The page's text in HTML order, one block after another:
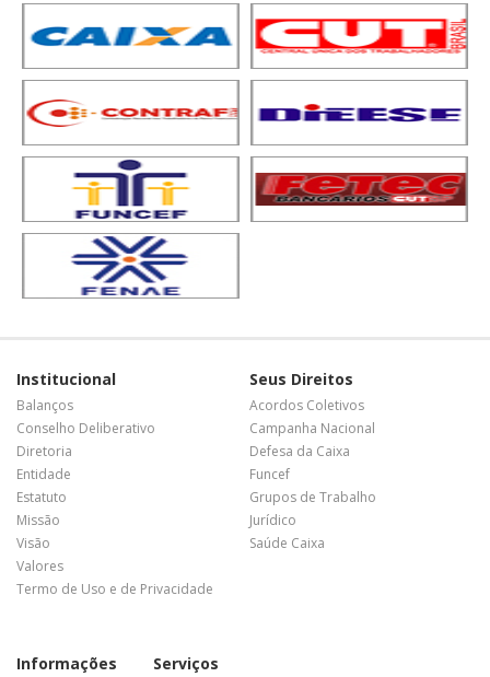
Institucional
Balanços
Conselho Deliberativo
Diretoria
Entidade
Estatuto
Missão
Visão
Valores
Termo de Uso e de Privacidade
Seus Direitos
Acordos Coletivos
Campanha Nacional
Defesa da Caixa
Funcef
Grupos de Trabalho
Jurídico
Saúde Caixa
Informações Serviços